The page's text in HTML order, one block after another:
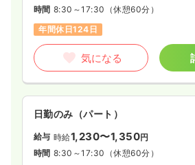
時間 8:30～17:30 （休憩60分）
年間休日124日
気になる
日勤のみ（パート）
給与 時給1,230〜1,350円
時間 8:30～17:30 （休憩60分）